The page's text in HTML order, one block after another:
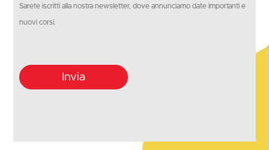
Sarete iscritti alla nostra newsletter, dove annunciamo date importanti e
nuovi corsi.
Invia